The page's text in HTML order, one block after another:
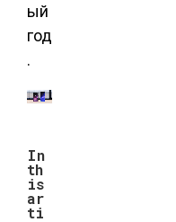
ый
год
.
In
th
is
ar
ti